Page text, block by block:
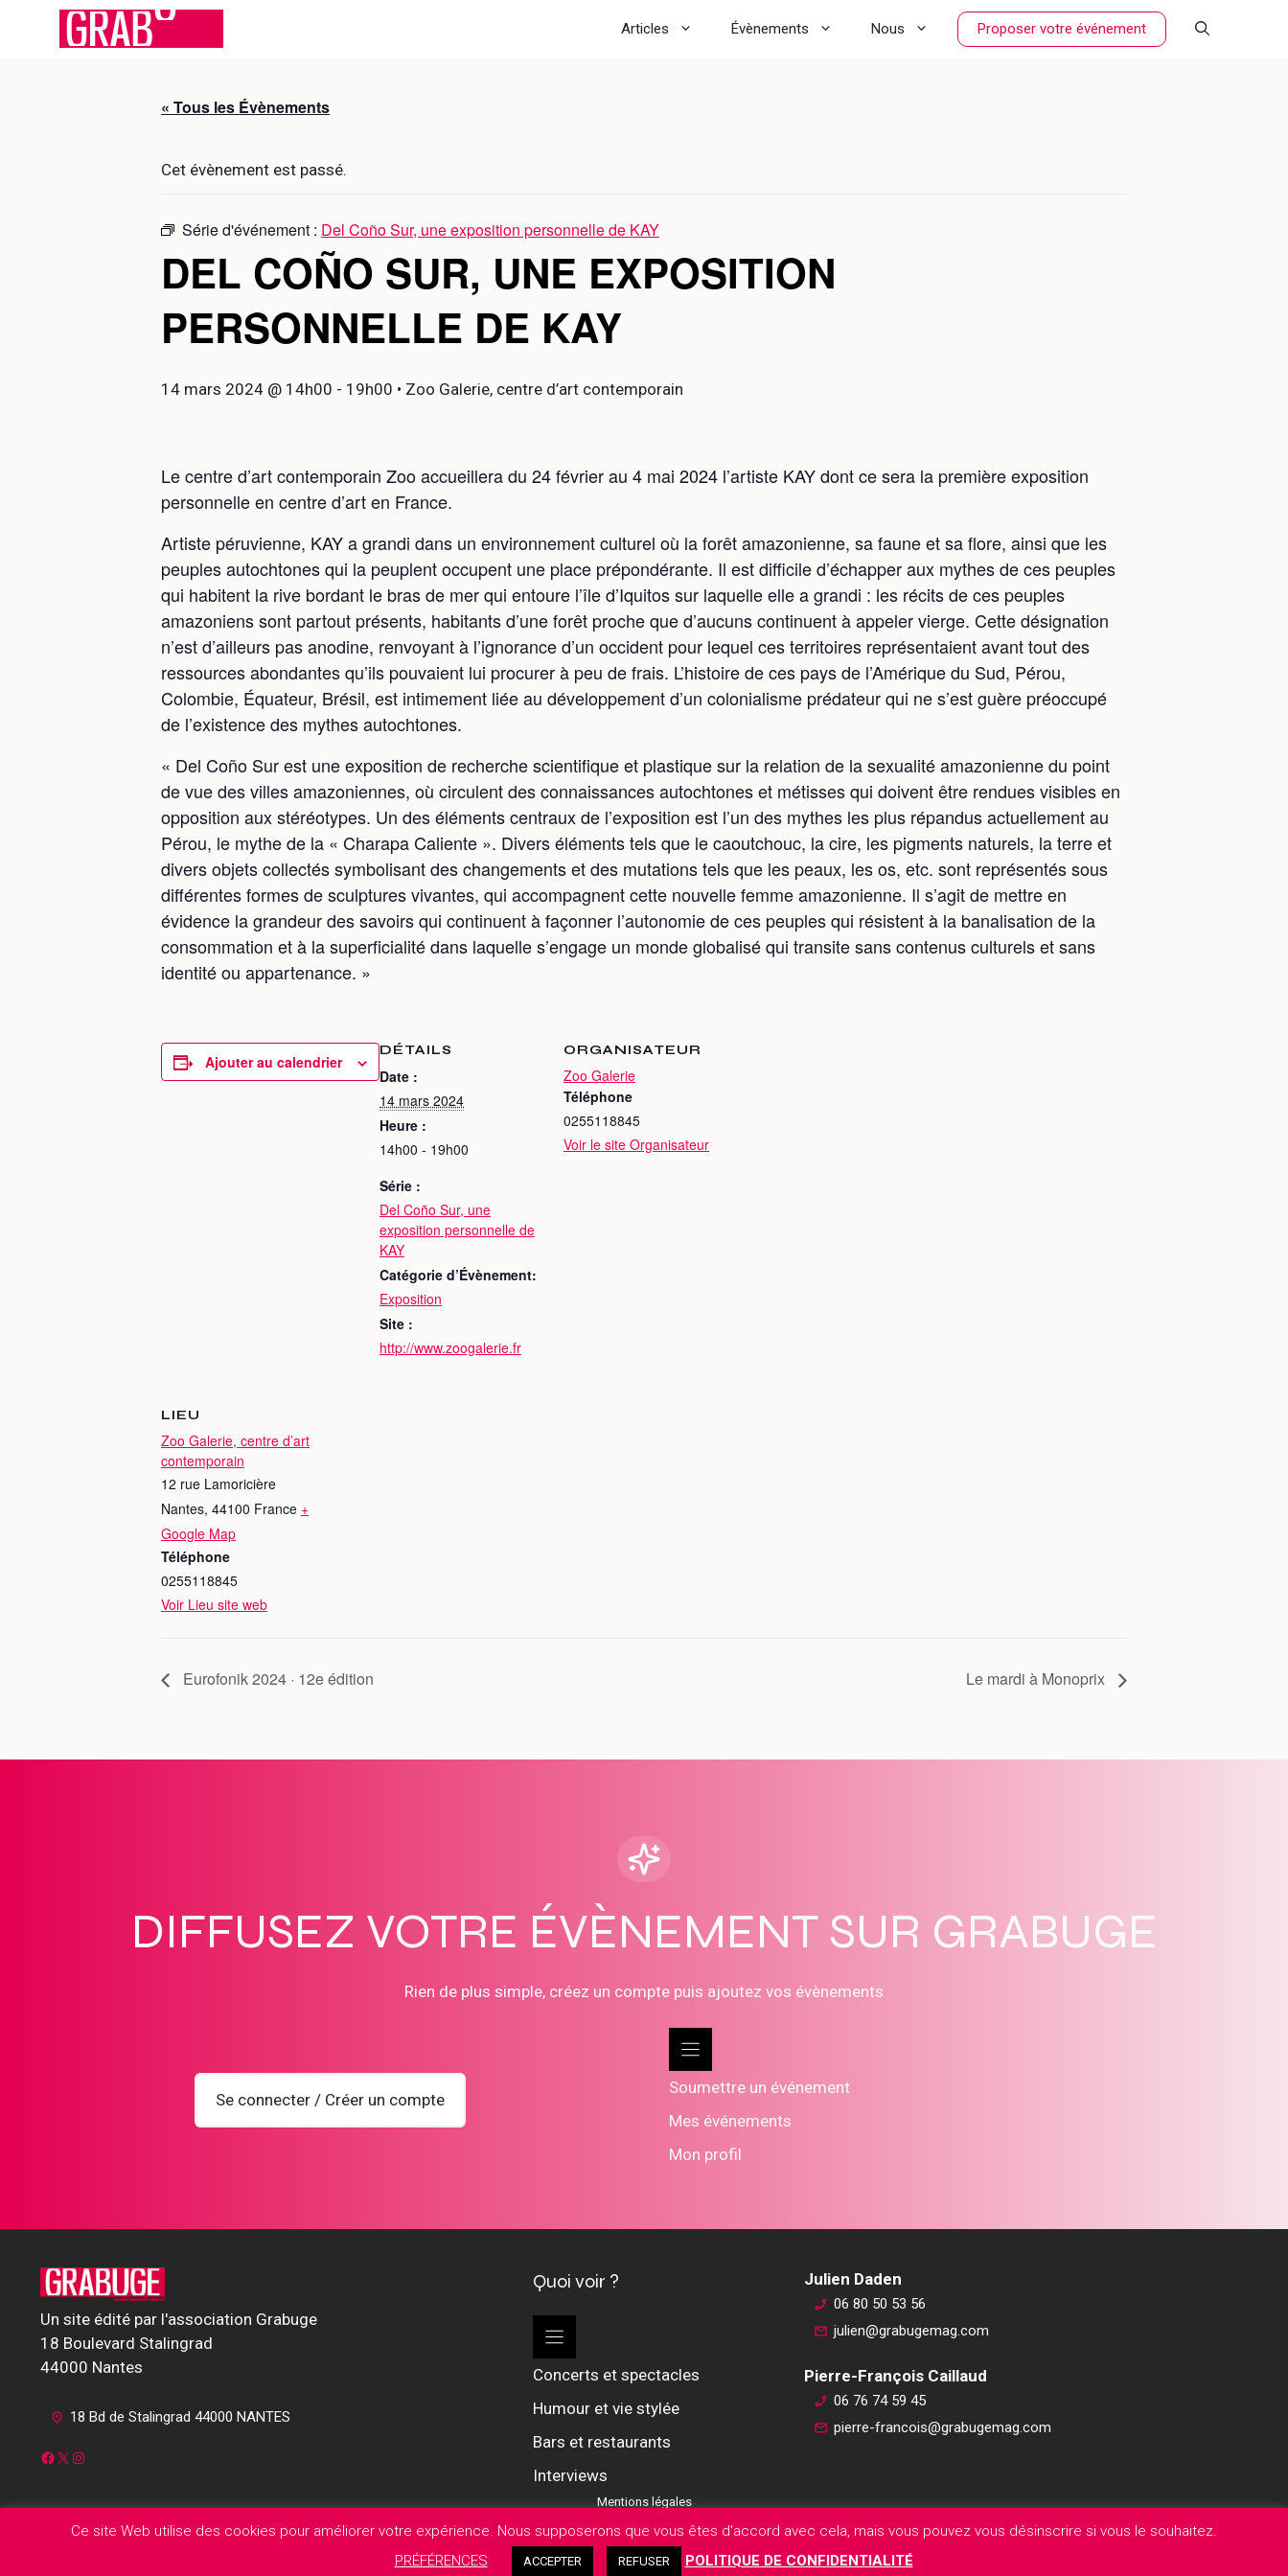
Articles Évènements Nous Proposer votre événement
« Tous les Évènements
Cet évènement est passé.
Série d'événement : Del Coño Sur, une exposition personnelle de KAY
DEL COÑO SUR, UNE EXPOSITION
PERSONNELLE DE KAY
14 mars 2024 @ 14h00 - 19h00 • Zoo Galerie, centre d’art contemporain
Le centre d’art contemporain Zoo accueillera du 24 février au 4 mai 2024 l’artiste KAY dont ce sera la première exposition
personnelle en centre d’art en France.
Artiste péruvienne, KAY a grandi dans un environnement culturel où la forêt amazonienne, sa faune et sa flore, ainsi que les
peuples autochtones qui la peuplent occupent une place prépondérante. Il est difficile d’échapper aux mythes de ces peuples
qui habitent la rive bordant le bras de mer qui entoure l’île d’Iquitos sur laquelle elle a grandi : les récits de ces peuples
amazoniens sont partout présents, habitants d’une forêt proche que d’aucuns continuent à appeler vierge. Cette désignation
n’est d’ailleurs pas anodine, renvoyant à l’ignorance d’un occident pour lequel ces territoires représentaient avant tout des
ressources abondantes qu’ils pouvaient lui procurer à peu de frais. L’histoire de ces pays de l’Amérique du Sud, Pérou,
Colombie, Équateur, Brésil, est intimement liée au développement d’un colonialisme prédateur qui ne s’est guère préoccupé
de l’existence des mythes autochtones.
« Del Coño Sur est une exposition de recherche scientifique et plastique sur la relation de la sexualité amazonienne du point
de vue des villes amazoniennes, où circulent des connaissances autochtones et métisses qui doivent être rendues visibles en
opposition aux stéréotypes. Un des éléments centraux de l’exposition est l’un des mythes les plus répandus actuellement au
Pérou, le mythe de la « Charapa Caliente ». Divers éléments tels que le caoutchouc, la cire, les pigments naturels, la terre et
divers objets collectés symbolisant des changements et des mutations tels que les peaux, les os, etc. sont représentés sous
différentes formes de sculptures vivantes, qui accompagnent cette nouvelle femme amazonienne. Il s’agit de mettre en
évidence la grandeur des savoirs qui continuent à façonner l’autonomie de ces peuples qui résistent à la banalisation de la
consommation et à la superficialité dans laquelle s’engage un monde globalisé qui transite sans contenus culturels et sans
identité ou appartenance. »
Ajouter au calendrier
DÉTAILS
Date :
14 mars 2024
Heure :
14h00 - 19h00
Série :
Del Coño Sur, une
exposition personnelle de
KAY
Catégorie d’Évènement:
Exposition
Site :
http://www.zoogalerie.fr
ORGANISATEUR
Zoo Galerie
Téléphone
0255118845
Voir le site Organisateur
LIEU
Zoo Galerie, centre d’art
contemporain
12 rue Lamoricière
Nantes, 44100 France +
Google Map
Téléphone
0255118845
Voir Lieu site web
Eurofonik 2024 · 12e édition Le mardi à Monoprix
DIFFUSEZ VOTRE ÉVÈNEMENT SUR GRABUGE
Rien de plus simple, créez un compte puis ajoutez vos évènements
Se connecter / Créer un compte
Soumettre un événement
Mes événements
Mon profil
Un site édité par l'association Grabuge
18 Boulevard Stalingrad
44000 Nantes
18 Bd de Stalingrad 44000 NANTES
Facebook
X Instagram
Quoi voir ?
Concerts et spectacles
Humour et vie stylée
Bars et restaurants
Interviews
Julien Daden
06 80 50 53 56
julien@grabugemag.com
Pierre-François Caillaud
06 76 74 59 45
pierre-francois@grabugemag.com
Mentions légales
Ce site Web utilise des cookies pour améliorer votre expérience. Nous supposerons que vous êtes d'accord avec cela, mais vous pouvez vous désinscrire si vous le souhaitez.
PRÉFÉRENCES
ACCEPTER REFUSER POLITIQUE DE CONFIDENTIALITÉ